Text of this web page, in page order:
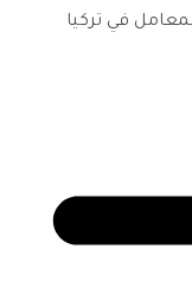
في تركيا